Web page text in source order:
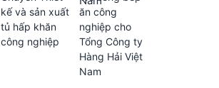
kế và sản xuất
tủ hấp khăn
công nghiệp
ăn công
nghiệp cho
Tổng Công ty
Hàng Hải Việt
Nam